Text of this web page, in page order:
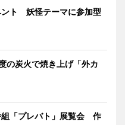
ント 妖怪テーマに参加型
炭火で焼き上げ「外カ
組「プレバト」展覧会 作